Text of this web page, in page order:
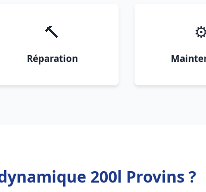
🔨
Réparation
200l Provins ?